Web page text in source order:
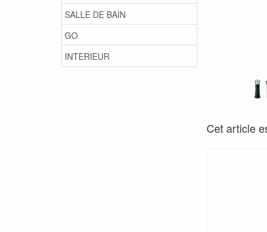
SALLE DE BAIN
GO
INTERIEUR
Cet article